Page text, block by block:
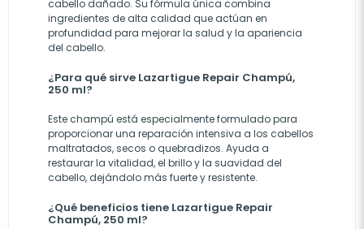
cabello dañado. Su fórmula única combina
ingredientes de alta calidad que actúan en
profundidad para mejorar la salud y la apariencia
del cabello.
¿Para qué sirve Lazartigue Repair Champú,
250 ml?
Este champú está especialmente formulado para
proporcionar una reparación intensiva a los cabellos
maltratados, secos o quebradizos. Ayuda a
restaurar la vitalidad, el brillo y la suavidad del
cabello, dejándolo más fuerte y resistente.
¿Qué beneficios tiene Lazartigue Repair
Champú, 250 ml?